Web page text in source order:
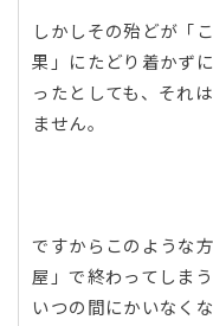
しかしその殆どが「
果」にたどり着かず
ったとしても、それ
ません。
ですからこのような
屋」で終わってしま
いつの間にかいなく